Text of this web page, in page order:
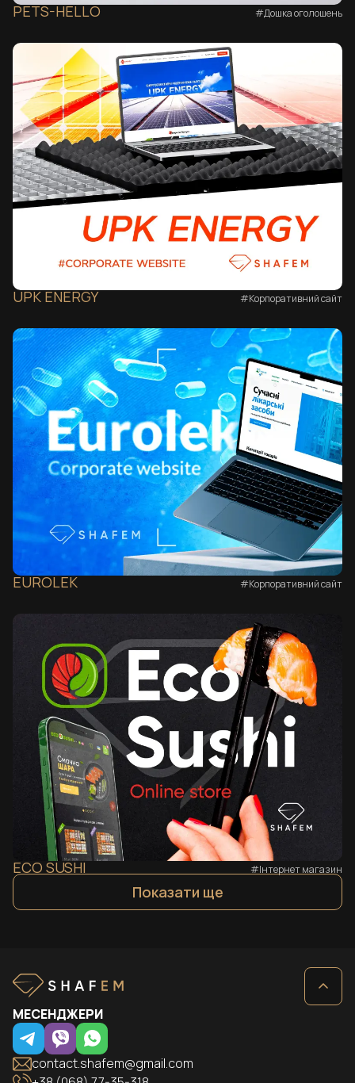
PETS-HELLO #Дошка оголошень
UPK ENERGY #Корпоративний сайт
EUROLEK #Корпоративний сайт
ECO SUSHI #Інтернет магазин
Показати ще
МЕСЕНДЖЕРИ
contact.shafem@gmail.com